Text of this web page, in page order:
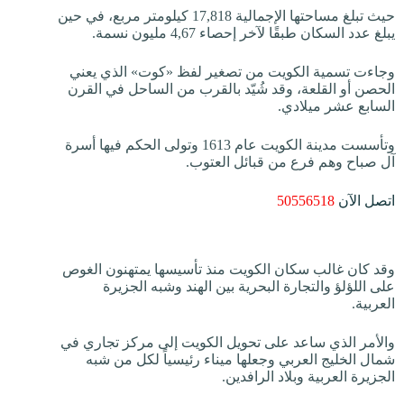
حيث تبلغ مساحتها الإجمالية 17,818 كيلومتر مربع، في حين
يبلغ عدد السكان طبقًا لآخر إحصاء 4,67 مليون نسمة.
وجاءت تسمية الكويت من تصغير لفظ «كوت» الذي يعني
الحصن أو القلعة، وقد شُيّد بالقرب من الساحل في القرن
السابع عشر ميلادي.
وتأسست مدينة الكويت عام 1613 وتولى الحكم فيها أسرة
آل صباح وهم فرع من قبائل العتوب.
اتصل الآن 50556518
وقد كان غالب سكان الكويت منذ تأسيسها يمتهنون الغوص
على اللؤلؤ والتجارة البحرية بين الهند وشبه الجزيرة
العربية.
والأمر الذي ساعد على تحويل الكويت إلى مركز تجاري في
شمال الخليج العربي وجعلها ميناء رئيسياً لكل من شبه
الجزيرة العربية وبلاد الرافدين.